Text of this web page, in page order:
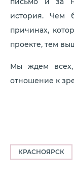
история. Чем
причинах,
проекте, тем
Мы ждем всех,
отношение к
КРАСНОЯРСК